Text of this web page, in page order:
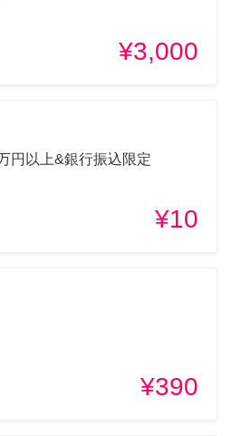
¥3,000
円以上&銀行振込限定
¥10
¥390